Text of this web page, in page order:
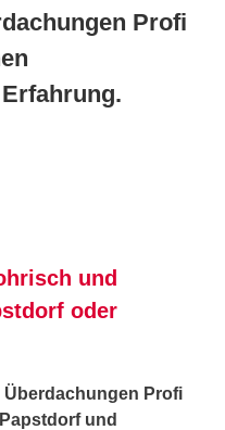
Profi
und
oder
Überdachungen Profi
und